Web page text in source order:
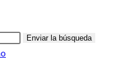
Enviar la búsqueda